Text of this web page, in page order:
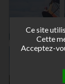
Ce site
Cette
Acceptez-